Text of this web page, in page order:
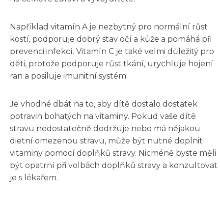
Například vitamín A je nezbytný pro normální růst
kostí, podporuje dobrý stav očí a kůže a pomáhá při
prevenci infekcí. Vitamín C je také velmi důležitý pro
děti, protože podporuje růst tkání, urychluje hojení
ran a posiluje imunitní systém.
Je vhodné dbát na to, aby dítě dostalo dostatek
potravin bohatých na vitaminy. Pokud vaše dítě
stravu nedostatečně dodržuje nebo má nějakou
dietní omezenou stravu, může být nutné doplnit
vitaminy pomocí doplňků stravy. Nicméně byste měli
být opatrní při volbách doplňků stravy a konzultovat
je s lékařem.